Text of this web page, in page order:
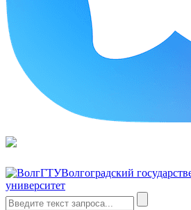
Волгоградский
университет